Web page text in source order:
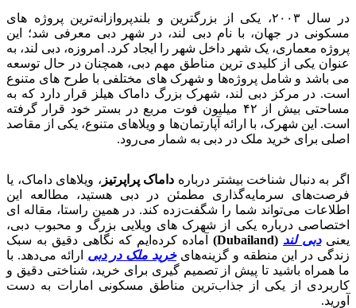
در سال ۲۰۰۳، یکی از بزرگترین و بلندپروازانه‌ترین پروژه های
مسکونی در جهان، با نام دبی لند، در شهر دبی معرفی شد؛ این
پروژه معماری، یک شهر داخل شهر را ایجاد کرد. امروزه، دبی لند، به
عنوان یکی از کلیدی ترین مناطق مهم دبی، همچنان در حال توسعه
می باشد و شامل پروژه‌ها و شهرک های مختلفی با طرح های متنوع
است. در مرکز دبی لند، شهرک بزرگ داماک هیلز قرار دارد که به
مساحتی بیش از ۴۲ میلیون فوت مربع در بستر خود قرار گرفته
است. این شهرک، با ارائه آپارتمان‌ها و ویلاهای متنوع، یکی از مقاصد
اصلی برای خرید ملک در دبی به شمار می‌رود.
اگر به دنبال شناخت بیشتر درباره داماک پراپرتیز ، ویلاهای داماک، یا
فرصت‌های سرمایه‌گذاری مطمئن در دبی هستید، مطالعه این
اطلاعات می‌تواند شما را شگفت‌زده کند. در همین راستا، مقاله ای
اختصاصی درباره یکی از شهرک های ویلایی بزرگ و محبوب دبی،
یعنیدبی لند (Dubailand)
آماده کرده‌ایم که نگاهی دقیق به سبک
زندگی در این منطقه و گزینه‌هایخرید ملک در دبی ارائه می‌دهد. با
ما همراه باشید تا پیش از تصمیم گیری برای خرید، شناختی دقیق و
کاربردی از یکی از جذاب‌ترین مناطق مسکونی امارات به دست
آورید.